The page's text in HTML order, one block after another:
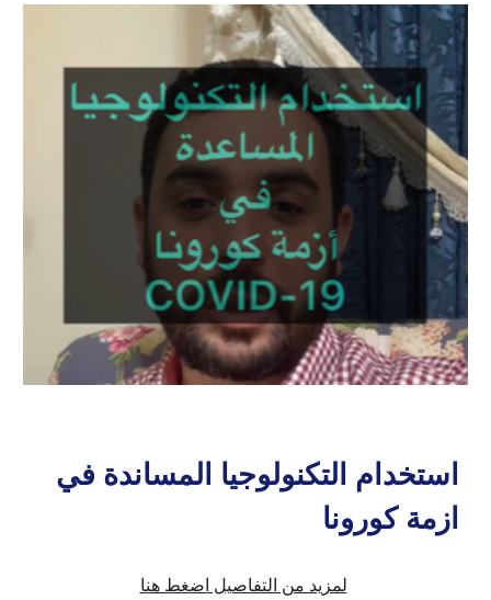
استخدام التكنولوجيا المساندة في
ازمة كورونا
لمزيد من التفاصيل اضغط هنا